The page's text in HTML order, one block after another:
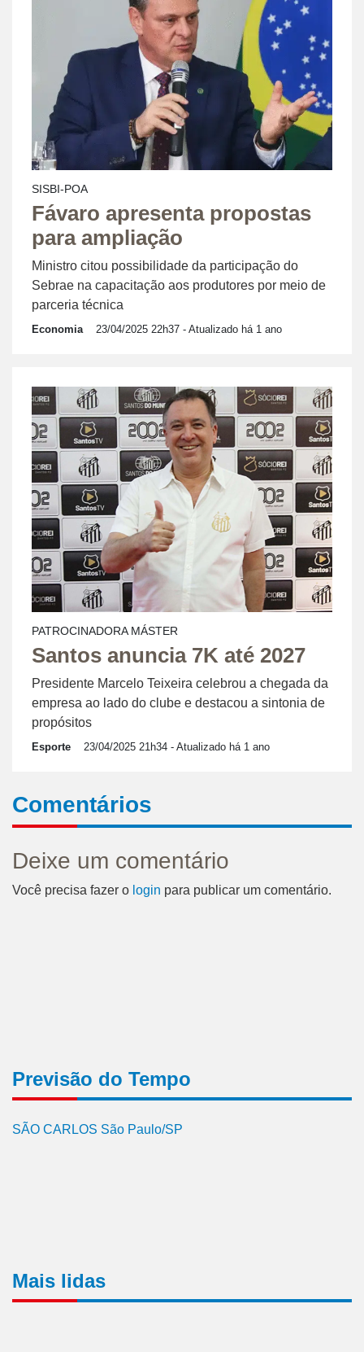
SISBI-POA
Fávaro apresenta propostas
para ampliação
Ministro citou possibilidade da participação do
Sebrae na capacitação aos produtores por meio de
parceria técnica
Economia 23/04/2025 22h37 - Atualizado há 1 ano
PATROCINADORA MÁSTER
Santos anuncia 7K até 2027
Presidente Marcelo Teixeira celebrou a chegada da
empresa ao lado do clube e destacou a sintonia de
propósitos
Esporte 23/04/2025 21h34 - Atualizado há 1 ano
Comentários
Deixe um comentário
Você precisa fazer o login para publicar um comentário.
Previsão do Tempo
SÃO CARLOS São Paulo/SP
Mais lidas